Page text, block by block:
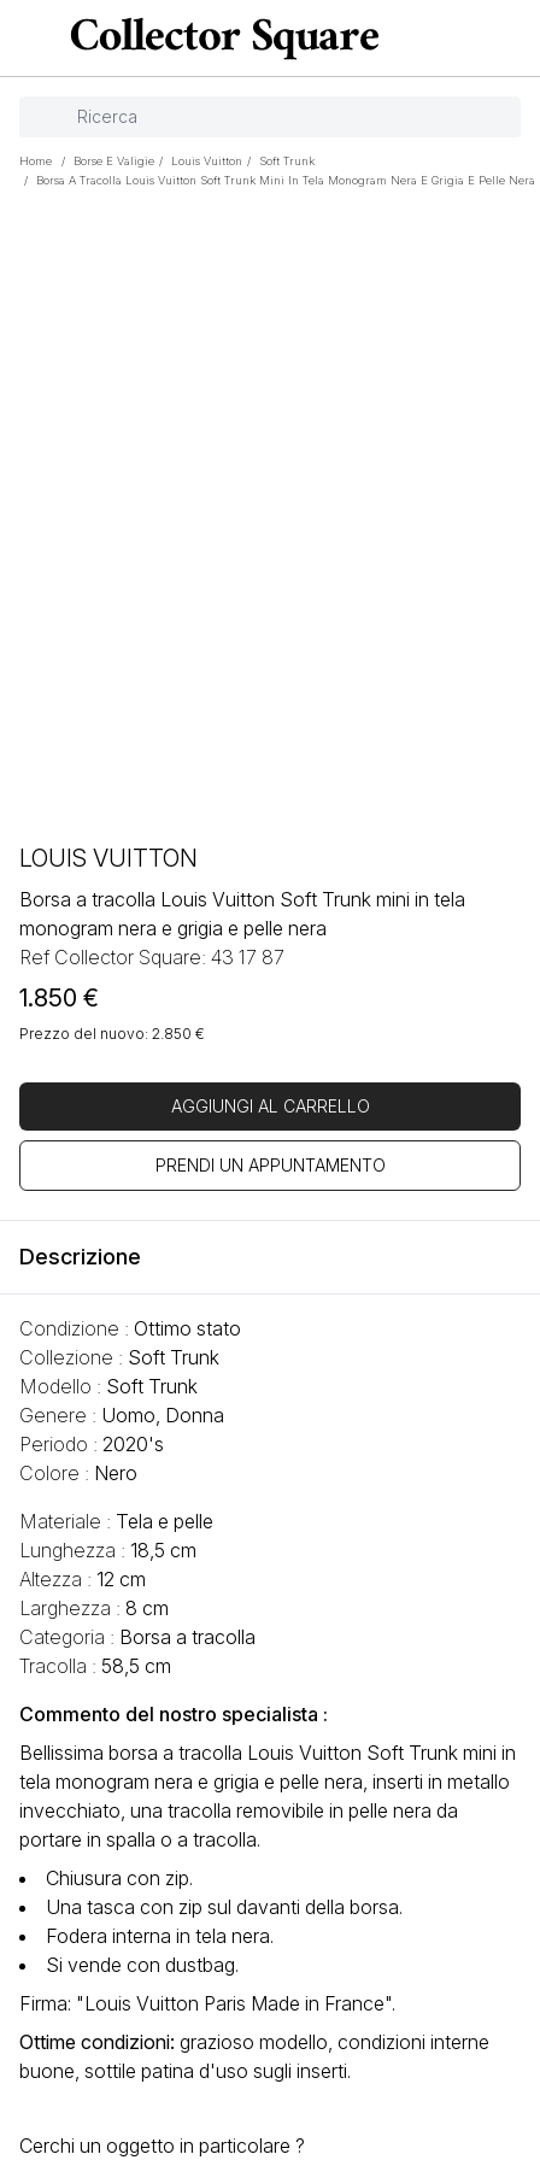
Home / Borse E Valigie / Louis Vuitton /
Soft Trunk
/
Borsa A Tracolla Louis Vuitton Soft Trunk Mini In Tela Monogram Nera E Grigia E Pelle Nera
LOUIS VUITTON
Borsa a tracolla Louis Vuitton Soft Trunk mini in tela
monogram nera e grigia e pelle nera
Ref Collector Square: 43 17 87
1.850 €
Prezzo del nuovo: 2.850 €
AGGIUNGI AL CARRELLO
PRENDI UN APPUNTAMENTO
Descrizione
Condizione : Ottimo stato
Collezione : Soft Trunk
Modello : Soft Trunk
Genere : Uomo, Donna
Periodo : 2020's
Colore : Nero
Materiale : Tela e pelle
Lunghezza : 18,5 cm
Altezza : 12 cm
Larghezza : 8 cm
Categoria : Borsa a tracolla
Tracolla : 58,5 cm
Commento del nostro specialista :
Bellissima borsa a tracolla Louis Vuitton Soft Trunk mini in
tela monogram nera e grigia e pelle nera, inserti in metallo
invecchiato, una tracolla removibile in pelle nera da
portare in spalla o a tracolla.
Chiusura con zip.
Una tasca con zip sul davanti della borsa.
Fodera interna in tela nera.
Si vende con dustbag.
Firma: "Louis Vuitton Paris Made in France".
Ottime condizioni: grazioso modello, condizioni interne
buone, sottile patina d'uso sugli inserti.
Cerchi un oggetto in particolare ?